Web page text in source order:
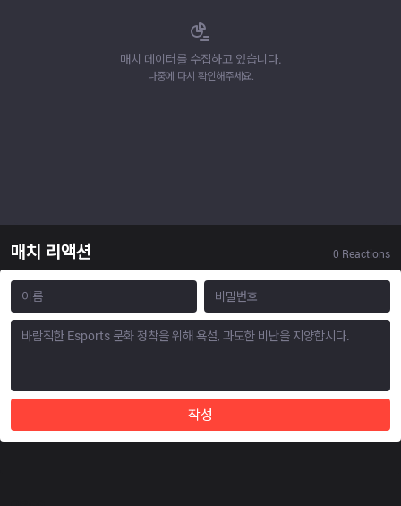
매치 데이터를 수집하고 있습니다.
나중에 다시 확인해주세요.
매치 리액션 0 Reactions
작성